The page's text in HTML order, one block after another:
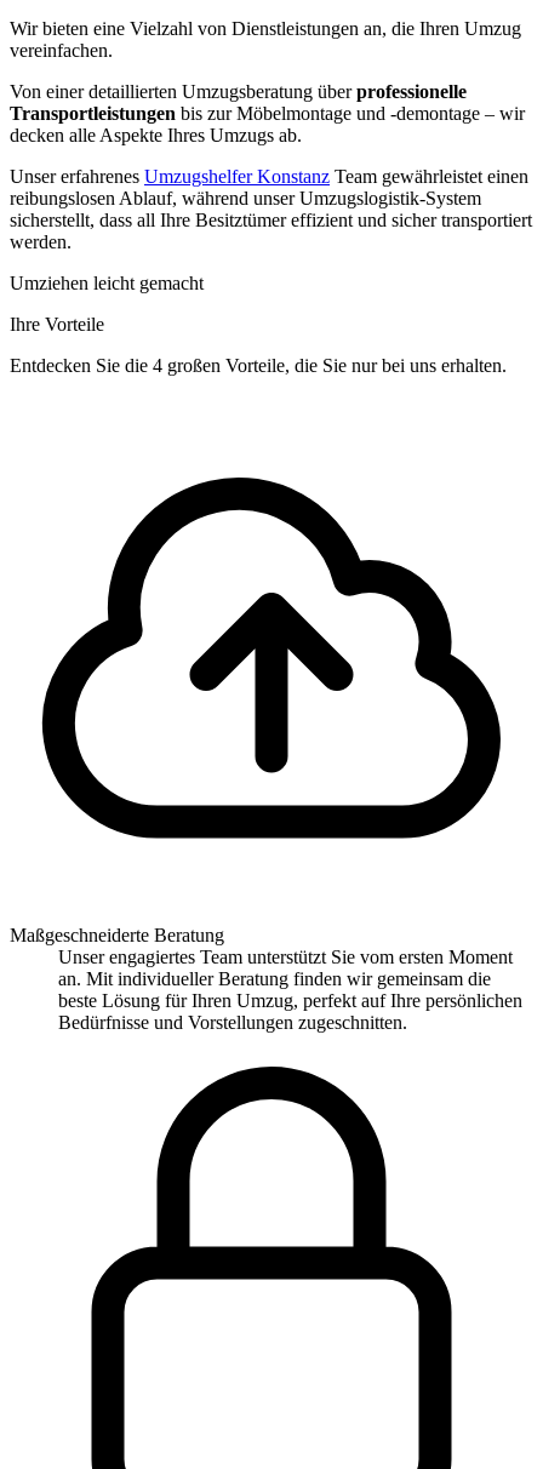
Wir bieten eine Vielzahl von Dienstleistungen an, die Ihren Umzug
vereinfachen.
Von einer detaillierten Umzugsberatung überprofessionelle
Transportleistungen bis zur Möbelmontage und -demontage – wir
decken alle Aspekte Ihres Umzugs ab.
Unser erfahrenes Umzugshelfer Konstanz Team gewährleistet einen
reibungslosen Ablauf, während unser Umzugslogistik-System
sicherstellt, dass all Ihre Besitztümer effizient und sicher transportiert
werden.
Umziehen leicht gemacht
Ihre Vorteile
Entdecken Sie die 4 großen Vorteile, die Sie nur bei uns erhalten.
Maßgeschneiderte Beratung
Unser engagiertes Team unterstützt Sie vom ersten Moment
an. Mit individueller Beratung finden wir gemeinsam die
beste Lösung für Ihren Umzug, perfekt auf Ihre persönlichen
Bedürfnisse und Vorstellungen zugeschnitten.